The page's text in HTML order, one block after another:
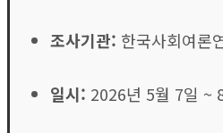
조사기관: 한국사회여론
일시: 2026년 5월 7일 ~